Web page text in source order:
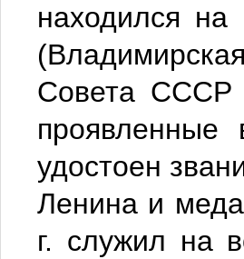
находился на
Совета СССР
удостоен
Ленина и
г. служил на